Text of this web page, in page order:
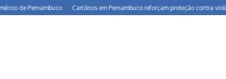
Pernambuco Cartórios em Pernambuco reforçam proteção contra violência